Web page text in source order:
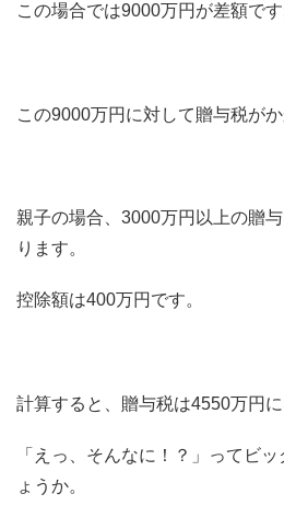
この場合では9000万円が差額です
この9000万円に対して贈与税がか
親子の場合、3000万円以上の贈
ります。
控除額は400万円です。
計算すると、贈与税は4550万円に
「えっ、そんなに！？」ってビ
ょうか。